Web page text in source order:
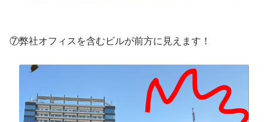
⑦弊社オフィスを含むビルが前方に見えます！